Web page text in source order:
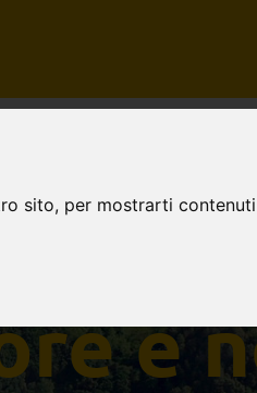
sito, per mostrarti
e